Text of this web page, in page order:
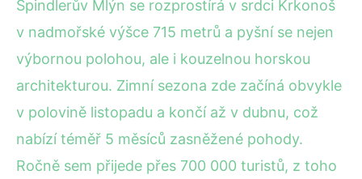
Špindlerův Mlýn se rozprostírá v srdci Krkonoš
v nadmořské výšce 715 metrů a pyšní se nejen
výbornou polohou, ale i kouzelnou horskou
architekturou. Zimní sezona zde začíná obvykle
v polovině listopadu a končí až v dubnu, což
nabízí téměř 5 měsíců zasněžené pohody.
Ročně sem přijede přes 700 000 turistů, z toho